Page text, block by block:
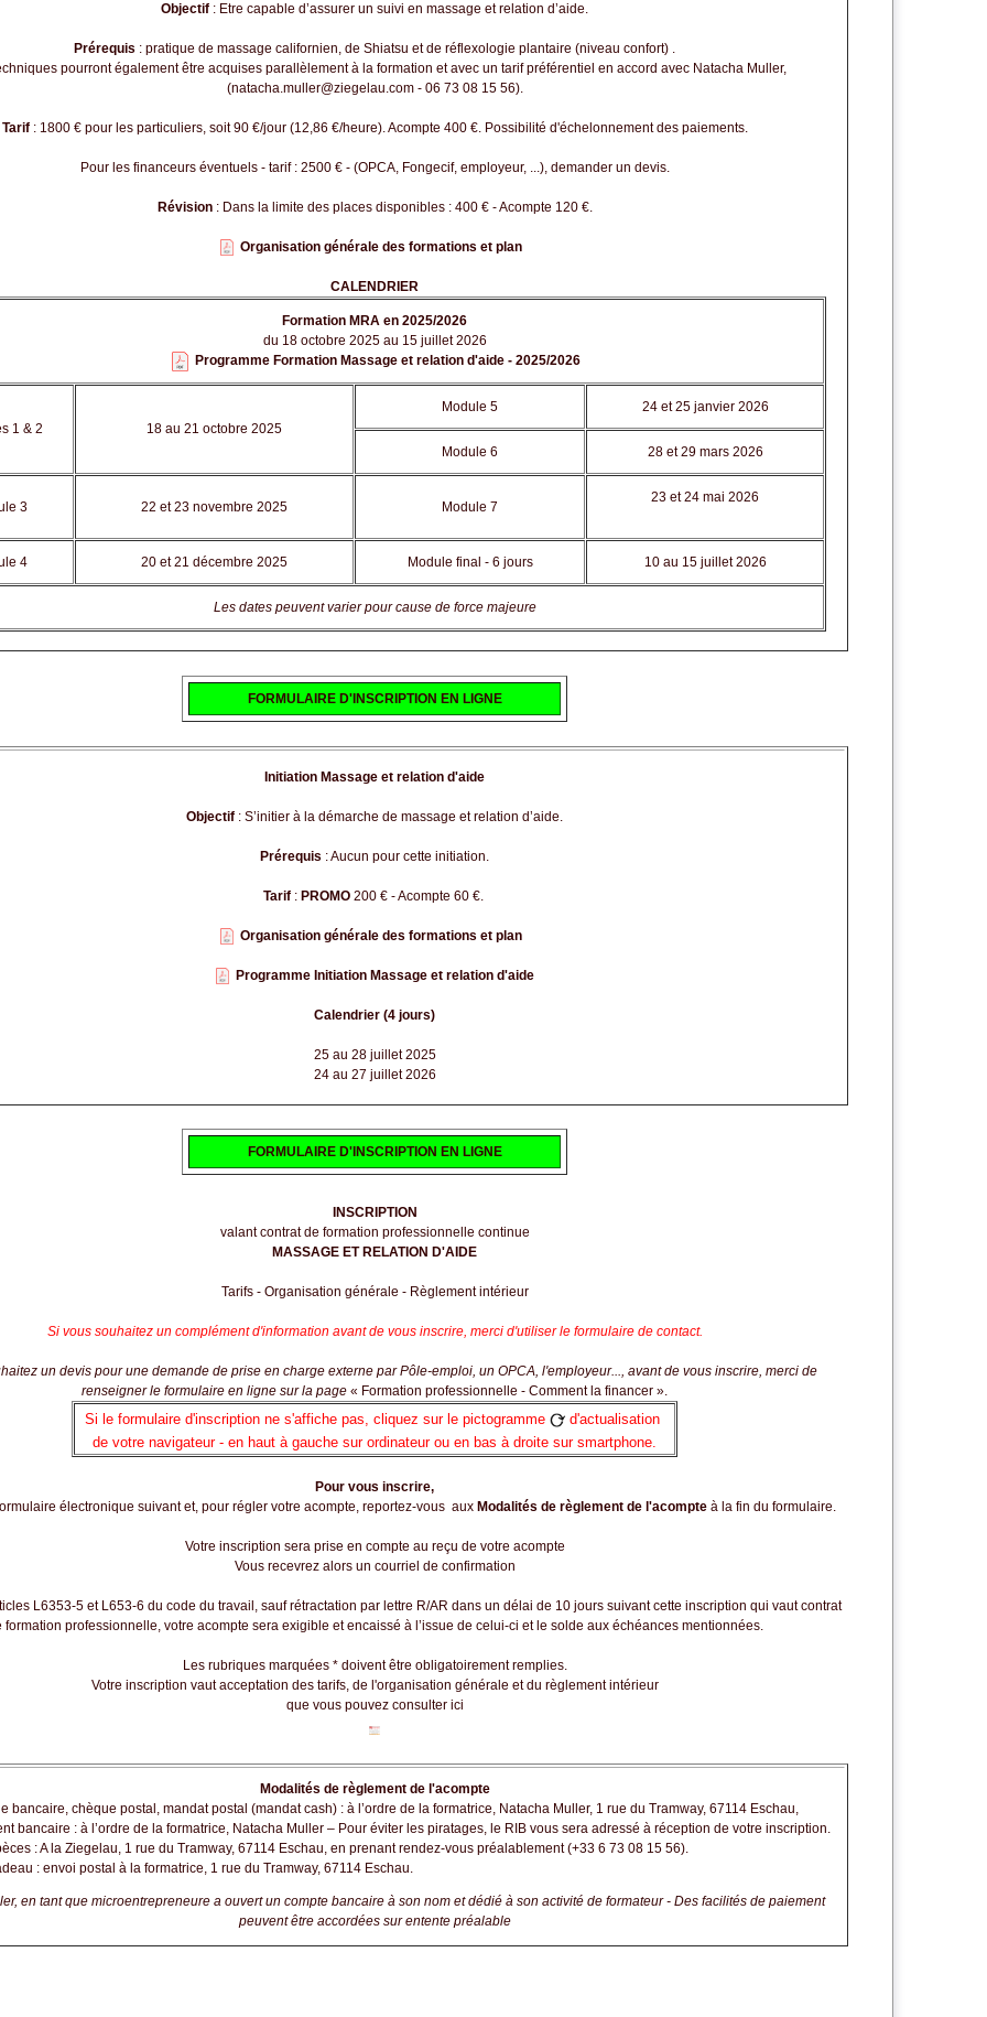
Objectif : Etre capable d’assurer un suivi en massage et relation d’aide.
Prérequis : pratique de massage californien, de Shiatsu et de réflexologie plantaire (niveau confort) .
pourront également être acquises parallèlement à la formation et avec un tarif préférentiel en accord avec Natacha Muller,
(natacha.muller@ziegelau.com - 06 73 08 15 56).
Tarif : 1800 € pour les particuliers, soit 90 €/jour (12,86 €/heure). Acompte 400 €. Possibilité d'échelonnement des paiements.
Pour les financeurs éventuels - tarif : 2500 € - (OPCA, Fongecif, employeur, ...), demander un devis.
Révision: Dans la limite des places disponibles : 400 € - Acompte 120 €.
Organisation générale des formations et plan
CALENDRIER
Formation MRA en 2025/2026
du 18 octobre 2025 au 15 juillet 2026
Programme Formation Massage et relation d'aide - 2025/2026
1 & 2 18 au 21 octobre 2025
Module 5 24 et 25 janvier 2026
Module 6 28 et 29 mars 2026
3 22 et 23 novembre 2025 Module 7
23 et 24 mai 2026
4 20 et 21 décembre 2025 Module final - 6 jours 10 au 15 juillet 2026
Les dates peuvent varier pour cause de force majeure
FORMULAIRE D'INSCRIPTION EN LIGNE
Initiation Massage et relation d'aide
Objectif : S’initier à la démarche de massage et relation d’aide.
Prérequis : Aucun pour cette initiation.
Tarif : PROMO 200 € - Acompte 60 €.
Organisation générale des formations et plan
Programme Initiation Massage et relation d'aide
Calendrier (4 jours)
25 au 28 juillet 2025
24 au 27 juillet 2026
FORMULAIRE D'INSCRIPTION EN LIGNE
INSCRIPTION
valant contrat de formation professionnelle continue
MASSAGE ET RELATION D'AIDE
Tarifs - Organisation générale - Règlement intérieur
Si vous souhaitez un complément d'information avant de vous inscrire, merci d'utiliser le formulaire de contact.
un devis pour une demande de prise en charge externe par Pôle-emploi, un OPCA, l'employeur..., avant de vous inscrire, merci de
renseigner le formulaire en ligne sur la page « Formation professionnelle - Comment la financer ».
Si le formulaire d'inscription ne s'affiche pas, cliquez sur le pictogramme
d'actualisation
de votre navigateur - en haut à gauche sur ordinateur ou en bas à droite sur smartphone.
Pour vous inscrire,
électronique suivant et, pour régler votre acompte, reportez-vous aux Modalités de règlement de l'acompte à la fin du formulaire.
Votre inscription sera prise en compte au reçu de votre acompte
Vous recevrez alors un courriel de confirmation
L6353-5 et L653-6 du code du travail, sauf rétractation par lettre R/AR dans un délai de 10 jours suivant cette inscription qui vaut contrat
formation professionnelle, votre acompte sera exigible et encaissé à l’issue de celui-ci et le solde aux échéances mentionnées.
Les rubriques marquées * doivent être obligatoirement remplies.
Votre inscription vaut acceptation des tarifs, de l'organisation générale et du règlement intérieur
que vous pouvez consulter ici
Modalités de règlement de l'acompte
bancaire, chèque postal, mandat postal (mandat cash) : à l’ordre de la formatrice, Natacha Muller, 1 rue du Tramway, 67114 Eschau,
bancaire : à l’ordre de la formatrice, Natacha Muller – Pour éviter les piratages, le RIB vous sera adressé à réception de votre inscription.
: A la Ziegelau, 1 rue du Tramway, 67114 Eschau, en prenant rendez-vous préalablement (+33 6 73 08 15 56).
: envoi postal à la formatrice, 1 rue du Tramway, 67114 Eschau.
en tant que microentrepreneure a ouvert un compte bancaire à son nom et dédié à son activité de formateur - Des facilités de paiement
peuvent être accordées sur entente préalable